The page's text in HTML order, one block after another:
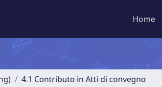
Home
4.1 Contributo in Atti di convegno